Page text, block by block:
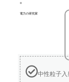
電力の研究家
中性粒子入